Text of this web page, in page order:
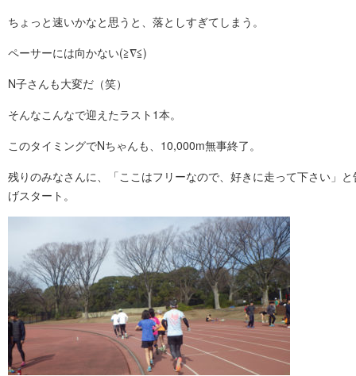
ちょっと速いかなと思うと、落としすぎてしまう。
ペーサーには向かない(≧∇≦)
N子さんも大変だ（笑）
そんなこんなで迎えたラスト1本。
このタイミングでNちゃんも、10,000m無事終了。
残りのみなさんに、「ここはフリーなので、好きに走って下さい」と
げスタート。